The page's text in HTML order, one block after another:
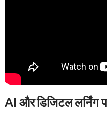
AI और डिजिटल लर्निंग